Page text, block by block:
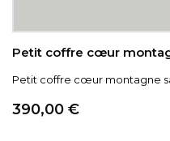
Petit coffre cœur
Petit coffre cœur montagne
Prix
390,00 €